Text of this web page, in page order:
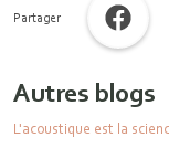
Partager
Autres blogs
L'acoustique est la